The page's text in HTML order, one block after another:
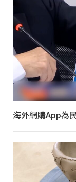
海外網購App為